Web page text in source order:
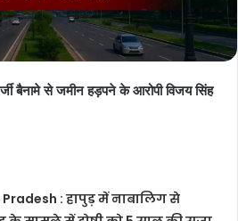
से जमीन हड़पने के आरोपी विजय सिंह
: हापुड़ में नाबालिग से